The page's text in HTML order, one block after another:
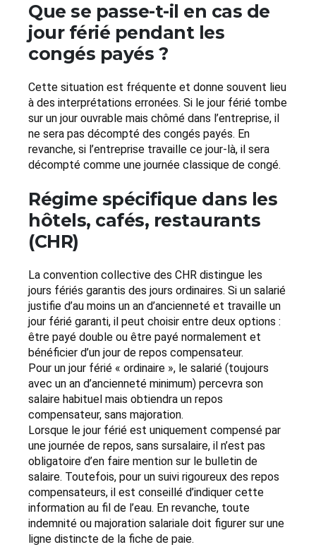
Que se passe-t-il en cas de
jour férié pendant les
congés payés ?
Cette situation est fréquente et donne souvent lieu
à des interprétations erronées. Si le jour férié tombe
sur un jour ouvrable mais chômé dans l’entreprise, il
ne sera pas décompté des congés payés. En
revanche, si l’entreprise travaille ce jour-là, il sera
décompté comme une journée classique de congé.
Régime spécifique dans les
hôtels, cafés, restaurants
(CHR)
La convention collective des CHR distingue les
jours fériés garantis des jours ordinaires. Si un salarié
justifie d’au moins un an d’ancienneté et travaille un
jour férié garanti, il peut choisir entre deux options :
être payé double ou être payé normalement et
bénéficier d’un jour de repos compensateur.
Pour un jour férié « ordinaire », le salarié (toujours
avec un an d’ancienneté minimum) percevra son
salaire habituel mais obtiendra un repos
compensateur, sans majoration.
Lorsque le jour férié est uniquement compensé par
une journée de repos, sans sursalaire, il n’est pas
obligatoire d’en faire mention sur le bulletin de
salaire. Toutefois, pour un suivi rigoureux des repos
compensateurs, il est conseillé d’indiquer cette
information au fil de l’eau. En revanche, toute
indemnité ou majoration salariale doit figurer sur une
ligne distincte de la fiche de paie.